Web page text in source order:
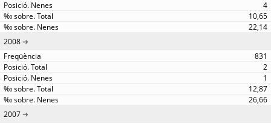
4
10,65
22,14
2008
831
2
1
12,87
26,66
2007